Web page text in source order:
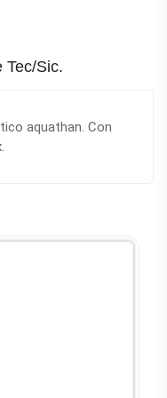
Tec/Sic.
aquathan. Con